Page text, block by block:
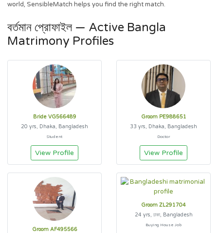
world, SensibleMatch helps you find the right match.
বর্তমান প্রোফাইল — Active Bangla
Matrimony Profiles
Bride VG566489
20 yrs, Dhaka, Bangladesh
Student
View Profile
Groom PE988651
33 yrs, Dhaka, Bangladesh
Doctor
View Profile
Groom AF495566
Groom ZL291704
24 yrs, ঢাকা, Bangladesh
Buying House Job